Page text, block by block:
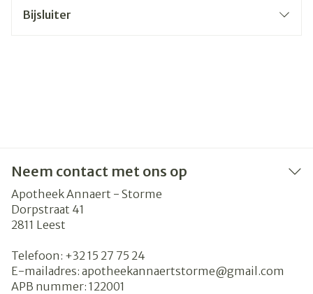
Bijsluiter
Neem contact met ons op
Apotheek Annaert - Storme
Dorpstraat 41
2811 Leest
Telefoon: +32 15 27 75 24
E-mailadres: apotheekannaertstorme@gmail.com
APB nummer: 122001